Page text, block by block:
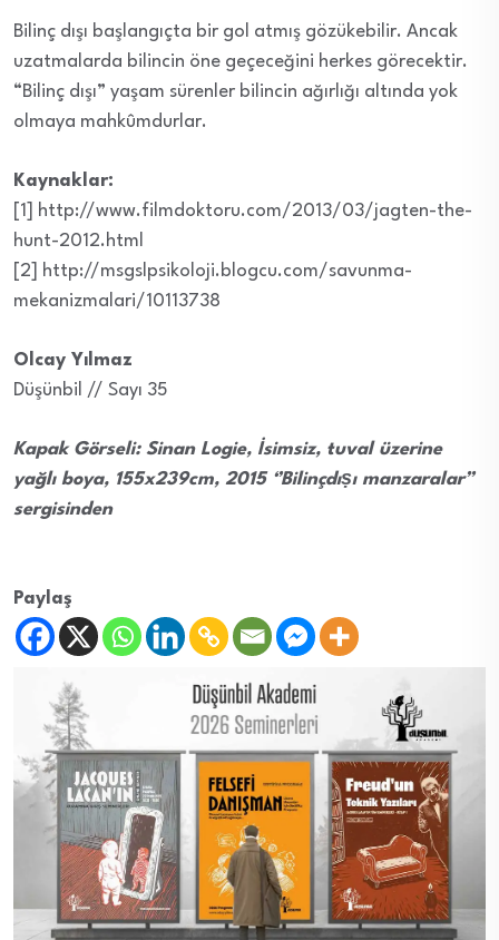
Bilinç dışı başlangıçta bir gol atmış gözükebilir. Ancak
uzatmalarda bilincin öne geçeceğini herkes görecektir.
“Bilinç dışı” yaşam sürenler bilincin ağırlığı altında yok
olmaya mahkûmdurlar.
Kaynaklar:
[1] http://www.filmdoktoru.com/2013/03/jagten-the-
hunt-2012.html
[2] http://msgslpsikoloji.blogcu.com/savunma-
mekanizmalari/10113738
Olcay Yılmaz
Düşünbil // Sayı 35
Kapak Görseli: Sinan Logie, İsimsiz, tuval üzerine
yağlı boya, 155x239cm, 2015 ‘’Bilinçdıṣı manzaralar’’
sergisinden
Paylaş